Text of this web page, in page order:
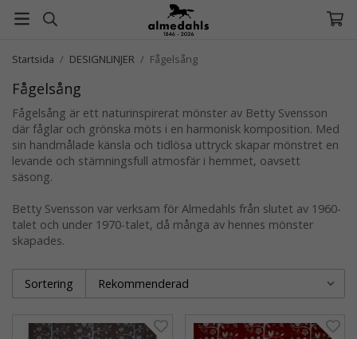
Startsida / DESIGNLINJER / Fågelsång
Fågelsång
Fågelsång är ett naturinspirerat mönster av Betty Svensson
där fåglar och grönska möts i en harmonisk komposition. Med
sin handmålade känsla och tidlösa uttryck skapar mönstret en
levande och stämningsfull atmosfär i hemmet, oavsett
säsong.
Betty Svensson var verksam för Almedahls från slutet av 1960-
talet och under 1970-talet, då många av hennes mönster
skapades.
Sortering